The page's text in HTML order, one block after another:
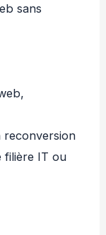
sans
reconversion
filière IT ou